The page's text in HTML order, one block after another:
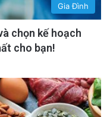
Gia Đình
chọn kế hoạch
cho bạn!